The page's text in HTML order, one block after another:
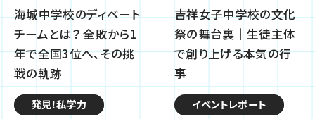
海城中学校のディベート
チームとは？ 全敗から1
年で全国3位へ、その挑
戦の軌跡
発見！私学力
吉祥女子中学校の文化
祭の舞台裏｜生徒主体
で創り上げる本気の行
事
イベントレポート